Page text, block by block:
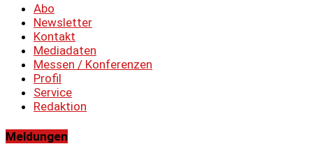
Abo
Newsletter
Kontakt
Mediadaten
Messen / Konferenzen
Profil
Service
Redaktion
Meldungen